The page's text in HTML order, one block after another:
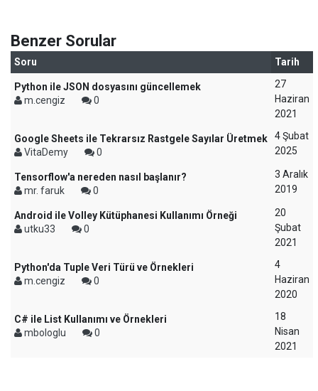
Benzer Sorular
Soru Tarih
Python ile JSON dosyasını güncellemek
m.cengiz
0
27
Haziran
2021
Google Sheets ile Tekrarsız Rastgele Sayılar Üretmek
VitaDemy
0
4 Şubat
2025
Tensorflow'a nereden nasıl başlanır?
mr. faruk
0
3 Aralık
2019
Android ile Volley Kütüphanesi Kullanımı Örneği
utku33
0
20
Şubat
2021
Python'da Tuple Veri Türü ve Örnekleri
m.cengiz
0
4
Haziran
2020
C# ile List Kullanımı ve Örnekleri
mbologlu
0
18
Nisan
2021